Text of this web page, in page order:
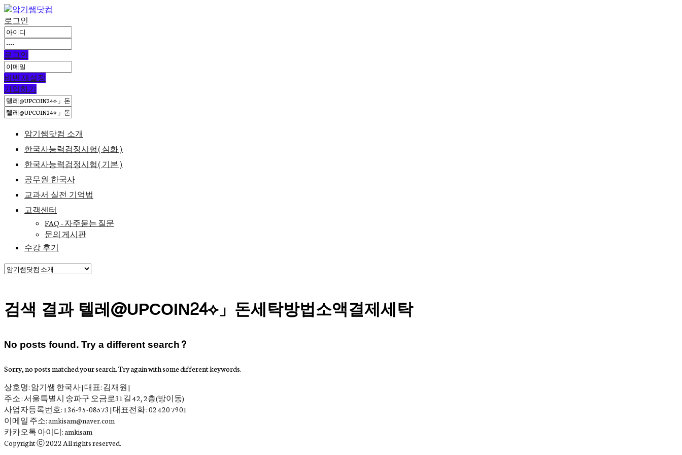
로그인
로그인
비번 재설정
가입하기
암기쌤닷컴 소개
한국사능력검정시험(심화)
한국사능력검정시험(기본)
공무원 한국사
교과서 실전 기억법
고객센터
FAQ – 자주묻는 질문
문의 게시판
수강 후기
검색 결과 텔레@UPCOIN24⟡」돈세탁방법소액결제세탁
No posts found. Try a different search?
Sorry, no posts matched your search. Try again with some different keywords.
상호명: 암기쌤 한국사 | 대표: 김재원 |
주소 : 서울특별시 송파구 오금로31길 42, 2층(방이동)
사업자등록번호: 136-95-08573 | 대표전화 : 02 420 7901
이메일 주소: amkisam@naver.com
카카오톡 아이디: amkisam
Copyright ⓒ 2022 All rights reserved.